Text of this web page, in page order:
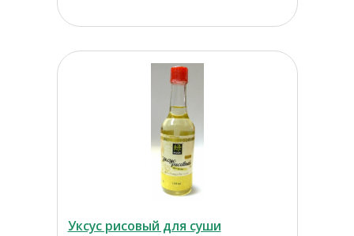
Уксус рисовый для суши